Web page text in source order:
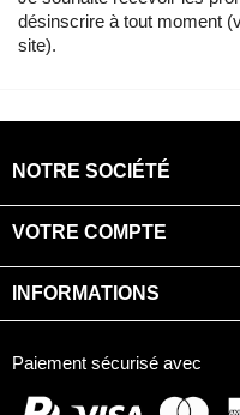
désinscrire à tout moment
site).
NOTRE SOCIÉTÉ
VOTRE COMPTE
INFORMATIONS
Paiement sécurisé avec